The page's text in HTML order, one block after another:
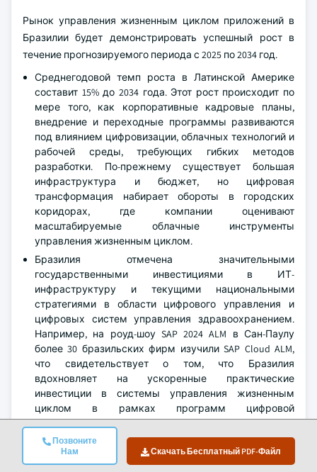
Позвоните
Нам
Скачать Бесплатный PDF-Файл
Рынок управления жизненным циклом приложений в
Бразилии будет демонстрировать успешный рост в
течение прогнозируемого периода с 2025 по 2034 год.
Среднегодовой темп роста в Латинской Америке
составит 15% до 2034 года. Этот рост происходит по
мере того, как корпоративные кадровые планы,
внедрение и переходные программы развиваются
под влиянием цифровизации, облачных технологий и
рабочей среды, требующих гибких методов
разработки. По-прежнему существует большая
инфраструктура и бюджет, но цифровая
трансформация набирает обороты в городских
коридорах, где компании оценивают
масштабируемые облачные инструменты
управления жизненным циклом.
Бразилия отмечена значительными
государственными инвестициями в ИТ-
инфраструктуру и текущими национальными
стратегиями в области цифрового управления и
цифровых систем управления здравоохранением.
Например, на роуд-шоу SAP 2024 ALM в Сан-Паулу
более 30 бразильских фирм изучили SAP Cloud ALM,
что свидетельствует о том, что Бразилия
вдохновляет на ускоренные практические
инвестиции в системы управления жизненным
циклом в рамках программ цифровой
трансформации.
Мексика и Колумбия следуют за импульсом,
созданным Бразилией, для управляемых проектов,